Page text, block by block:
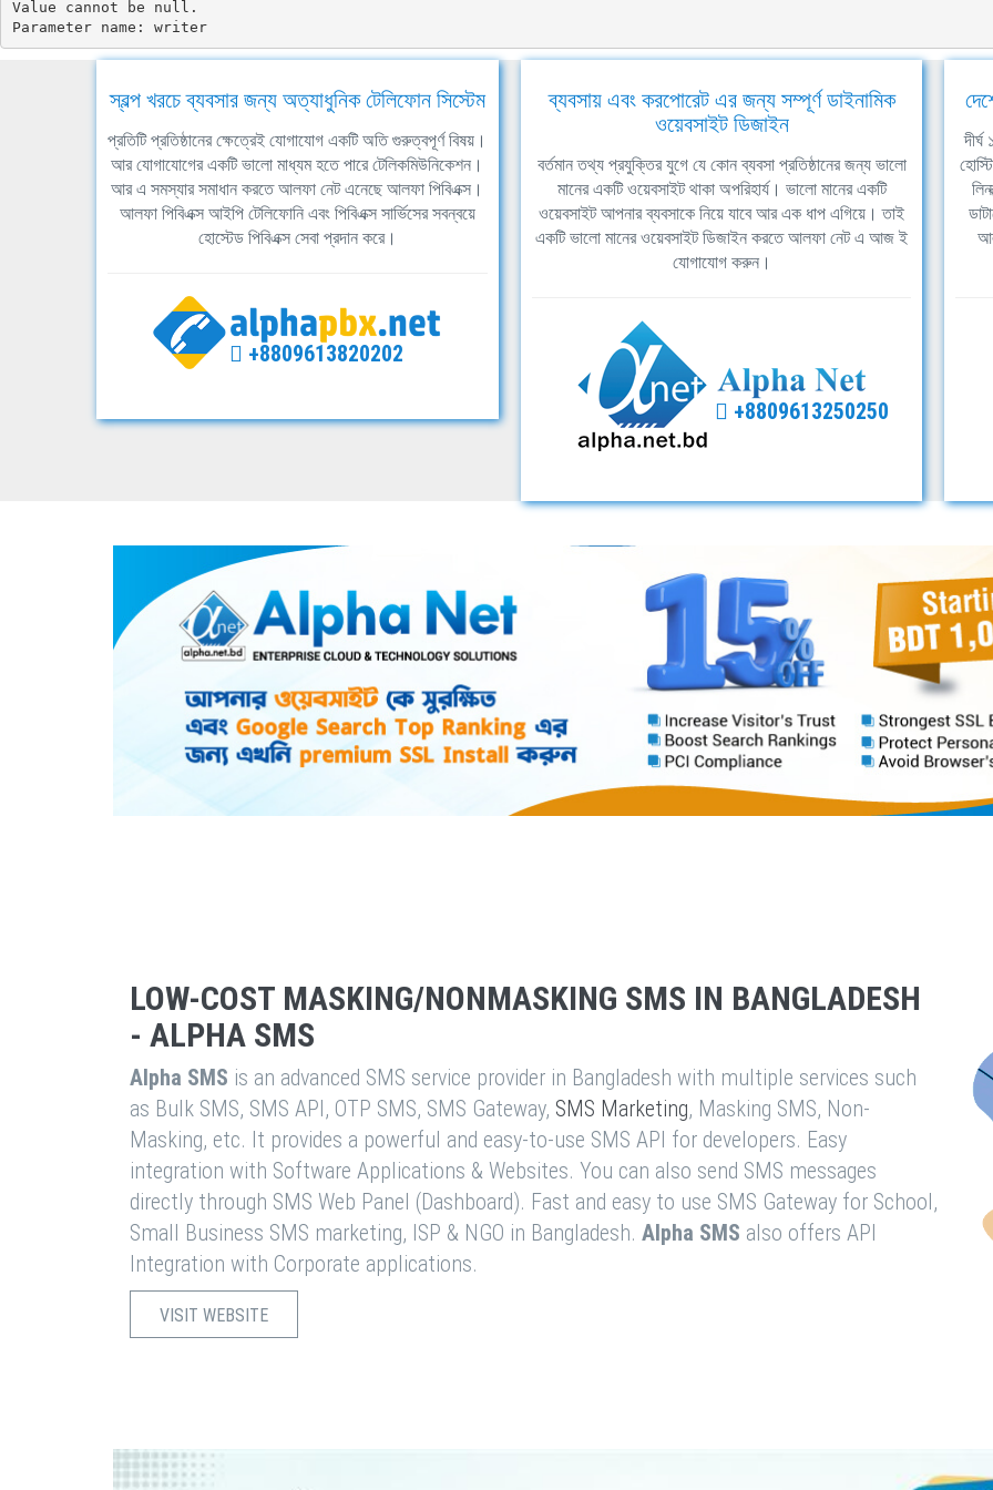
Value cannot be null.
Parameter name: writer
স্বল্প খরচে ব্যবসার জন্য অত্যাধুনিক টেলিফোন সিস্টেম
প্রতিটি প্রতিষ্ঠানের ক্ষেত্রেই যোগাযোগ একটি অতি গুরুত্বপূর্ণ বিষয়।
আর যোগাযোগের একটি ভালো মাধ্যম হতে পারে টেলিকমিউনিকেশন।
আর এ সমস্যার সমাধান করতে আলফা নেট এনেছে আলফা পিবিএক্স।
আলফা পিবিএক্স আইপি টেলিফোনি এবং পিবিএক্স সার্ভিসের সবন্বয়ে
হোস্টেড পিবিএক্স সেবা প্রদান করে।
+8809613820202
ব্যবসায় এবং করপোরেট এর জন্য সম্পূর্ণ ডাইনামিক
ওয়েবসাইট ডিজাইন
বর্তমান তথ্য প্রযুক্তির যুগে যে কোন ব্যবসা প্রতিষ্ঠানের জন্য ভালো
মানের একটি ওয়েবসাইট থাকা অপরিহার্য। ভালো মানের একটি
ওয়েবসাইট আপনার ব্যবসাকে নিয়ে যাবে আর এক ধাপ এগিয়ে। তাই
একটি ভালো মানের ওয়েবসাইট ডিজাইন করতে আলফা নেট এ আজ ই
যোগাযোগ করুন।
+8809613250250
LOW-COST MASKING/NONMASKING SMS IN BANGLADESH
- ALPHA SMS
Alpha SMS is an advanced SMS service provider in Bangladesh with multiple services such
as Bulk SMS, SMS API, OTP SMS, SMS Gateway, SMS Marketing, Masking SMS, Non-
Masking, etc. It provides a powerful and easy-to-use SMS API for developers. Easy
integration with Software Applications & Websites. You can also send SMS messages
directly through SMS Web Panel (Dashboard). Fast and easy to use SMS Gateway for School,
Small Business SMS marketing, ISP & NGO in Bangladesh. Alpha SMS also offers API
Integration with Corporate applications.
VISIT WEBSITE